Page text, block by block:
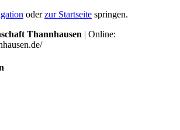
oderzur Startseite springen.
Thannhausen | Online: